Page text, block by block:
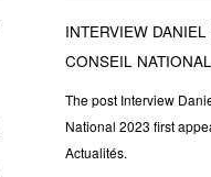
INTERVIEW
CONSEIL
The post Interview
National 2023 first
Actualités.